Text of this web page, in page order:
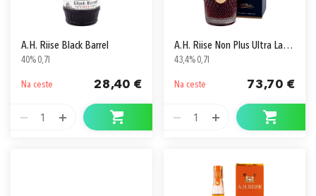
A.H. Riise Black Barrel
40% 0,7l
Na ceste 28,40 €
1
A.H. Riise Non Plus Ultra La Galante
43,4% 0,7l
Na ceste 73,70 €
1